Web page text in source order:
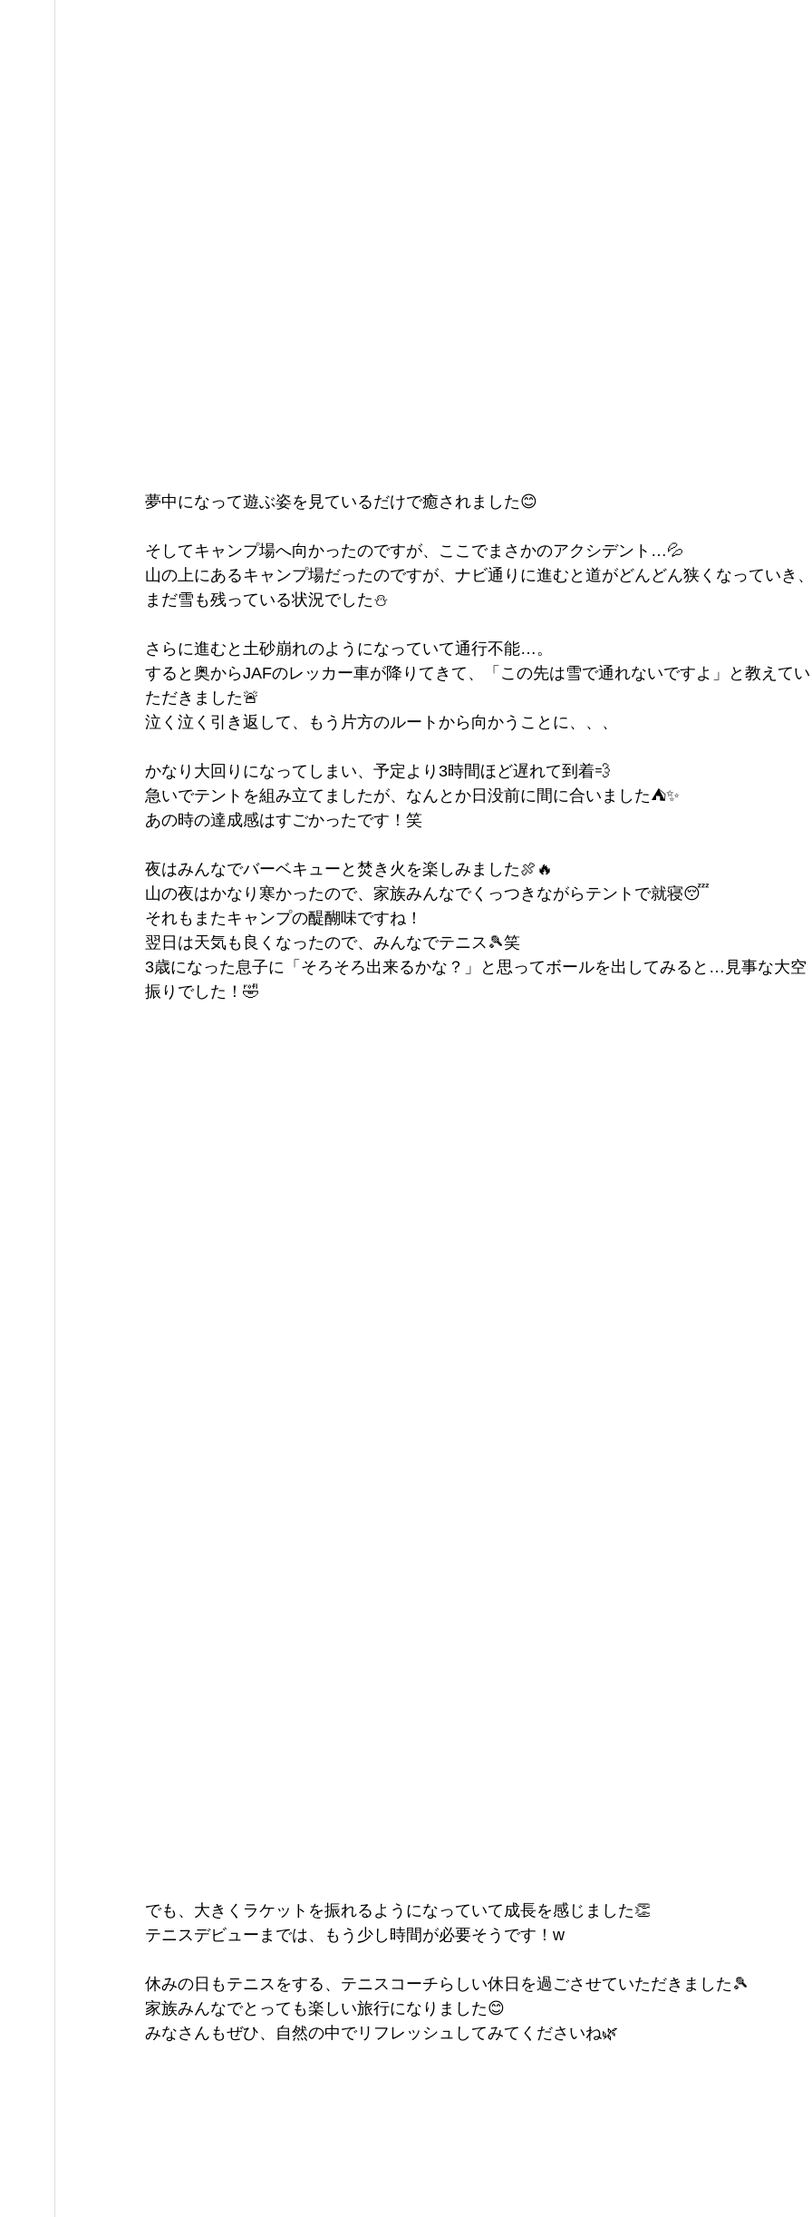
夢中になって遊ぶ姿を見ているだけで癒されました😊
そしてキャンプ場へ向かったのですが、ここでまさかのアクシデント…💦
山の上にあるキャンプ場だったのですが、ナビ通りに進むと道がどんどん狭くなっていき
まだ雪も残っている状況でした⛄
さらに進むと土砂崩れのようになっていて通行不能…。
すると奥からJAFのレッカー車が降りてきて、「この先は雪で通れないですよ」と教えてい
ただきました🚨
泣く泣く引き返して、もう片方のルートから向かうことに、、、
かなり大回りになってしまい、予定より3時間ほど遅れて到着💨
急いでテントを組み立てましたが、なんとか日没前に間に合いました⛺✨
あの時の達成感はすごかったです！笑
夜はみんなでバーベキューと焚き火を楽しみました🍖🔥
山の夜はかなり寒かったので、家族みんなでくっつきながらテントで就寝😴
それもまたキャンプの醍醐味ですね！
翌日は天気も良くなったので、みんなでテニス🎾笑
3歳になった息子に「そろそろ出来るかな？」と思ってボールを出してみると…見事な大空
振りでした！🤣
でも、大きくラケットを振れるようになっていて成長を感じました👏
テニスデビューまでは、もう少し時間が必要そうです！w
休みの日もテニスをする、テニスコーチらしい休日を過ごさせていただきました🎾
家族みんなでとっても楽しい旅行になりました😊
みなさんもぜひ、自然の中でリフレッシュしてみてくださいね🌿